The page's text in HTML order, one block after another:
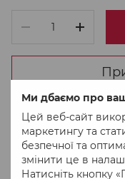
Ми дбаємо про
Цей веб-сайт
маркетингу та
безпечної та
змінити це в
Натисніть кнопку
До